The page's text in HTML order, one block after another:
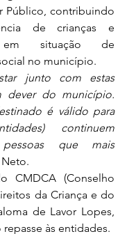
Público, contribuindo
de crianças e
em situação de
no município.
junto com estas
dever do município.
é válido para
continuem
que mais
CMDCA (Conselho
da Criança e do
de Lavor Lopes,
às entidades.